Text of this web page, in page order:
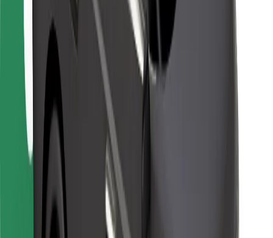
Autoparku īpašniekiem
Restorāniem
Bolt for Business
Piegādātāji
Noteikumi un nosacījumi
Saņem braucienu minūšu laikā!
Lejupielādē Bolt lietotni